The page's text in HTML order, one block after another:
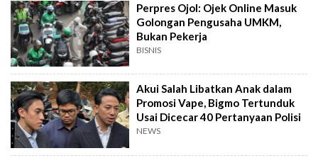
Perpres Ojol: Ojek Online Masuk
Golongan Pengusaha UMKM,
Bukan Pekerja
BISNIS
Akui Salah Libatkan Anak dalam
Promosi Vape, Bigmo Tertunduk
Usai Dicecar 40 Pertanyaan Polisi
NEWS